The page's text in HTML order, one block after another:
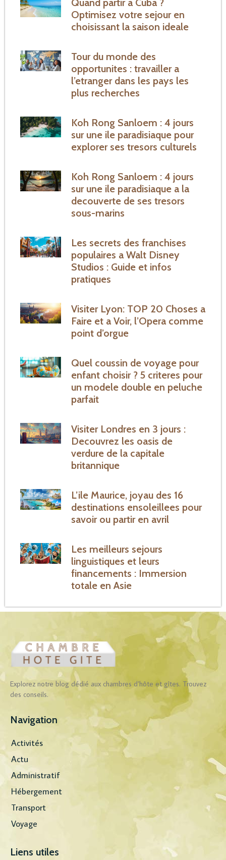
Quand partir a Cuba ?
Optimisez votre sejour en
choisissant la saison ideale
Tour du monde des
opportunites : travailler a
l’etranger dans les pays les
plus recherches
Koh Rong Sanloem : 4 jours
sur une ile paradisiaque pour
explorer ses tresors culturels
Koh Rong Sanloem : 4 jours
sur une ile paradisiaque a la
decouverte de ses tresors
sous-marins
Les secrets des franchises
populaires a Walt Disney
Studios : Guide et infos
pratiques
Visiter Lyon: TOP 20 Choses a
Faire et a Voir, l’Opera comme
point d’orgue
Quel coussin de voyage pour
enfant choisir ? 5 criteres pour
un modele double en peluche
parfait
Visiter Londres en 3 jours :
Decouvrez les oasis de
verdure de la capitale
britannique
L’ile Maurice, joyau des 16
destinations ensoleillees pour
savoir ou partir en avril
Les meilleurs sejours
linguistiques et leurs
financements : Immersion
totale en Asie
Explorez notre blog dédié aux chambres d’hôte et gîtes. Trouvez
des conseils.
Navigation
Activités
Actu
Administratif
Hébergement
Transport
Voyage
Liens utiles